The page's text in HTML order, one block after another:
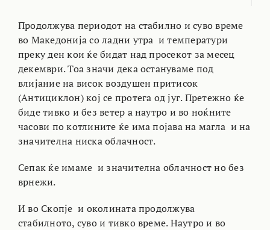
Продолжува периодот на стабилно и суво време
во Македонија со ладни утра и температури
преку ден кои ќе бидат над просекот за месец
декември. Тоа значи дека остануваме под
влијание на висок воздушен притисок
(Антициклон) кој се протега од југ. Претежно ќе
биде тивко и без ветер а наутро и во ноќните
часови по котлините ќе има појава на магла и на
значителна ниска облачност.
Сепак ќе имаме и значителна облачност но без
врнежи.
И во Скопје и околината продолжува
стабилното, суво и тивко време. Наутро и во